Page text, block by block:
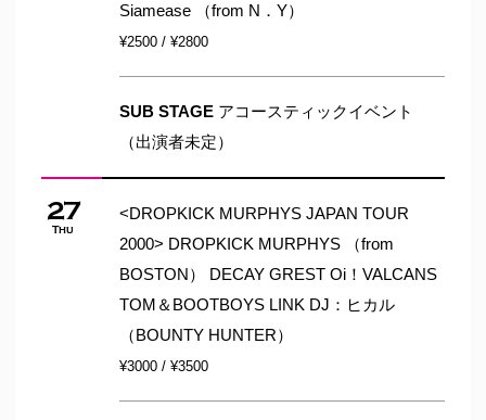
Siamease （from N．Y）
¥2500 / ¥2800
SUB STAGE アコースティックイベント
（出演者未定）
27
Thu
<DROPKICK MURPHYS JAPAN TOUR
2000> DROPKICK MURPHYS （from
BOSTON） DECAY GREST Oi！VALCANS
TOM＆BOOTBOYS LINK DJ：ヒカル
（BOUNTY HUNTER）
¥3000 / ¥3500